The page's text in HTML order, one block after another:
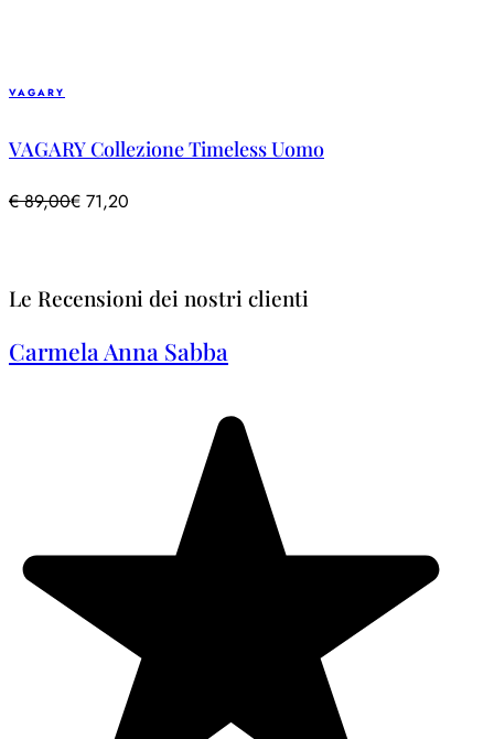
VAGARY
VAGARY Collezione Timeless Uomo
€89,00€ 71,20
Le Recensioni dei nostri clienti
Carmela Anna Sabba